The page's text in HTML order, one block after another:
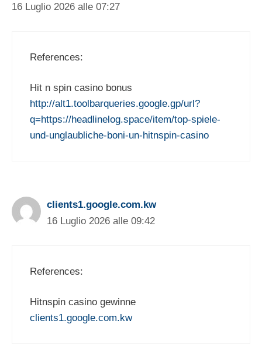
16 Luglio 2026 alle 07:27
References:
Hit n spin casino bonus
http://alt1.toolbarqueries.google.gp/url?
q=https://headlinelog.space/item/top-spiele-
und-unglaubliche-boni-un-hitnspin-casino
clients1.google.com.kw
16 Luglio 2026 alle 09:42
References:
Hitnspin casino gewinne
clients1.google.com.kw